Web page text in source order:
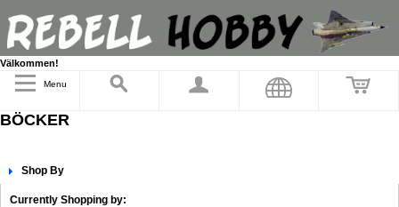
Välkommen!
Menu
BÖCKER
Shop By
Currently Shopping by: